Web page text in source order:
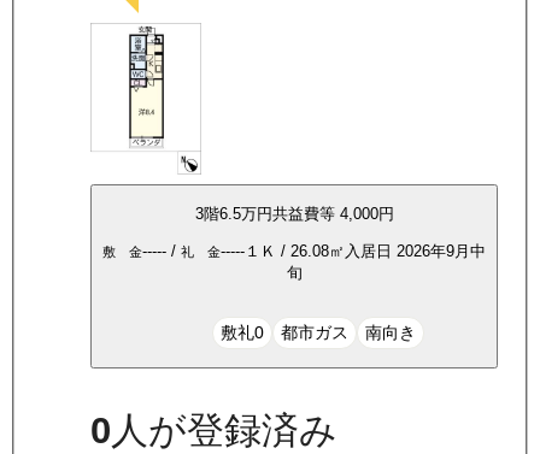
3階6.5万円共益費等 4,000円
敷 金----- / 礼 金----- １Ｋ / 26.08㎡ 入居日 2026年9月中
旬
敷礼0 都市ガス 南向き
0 人が登録済み